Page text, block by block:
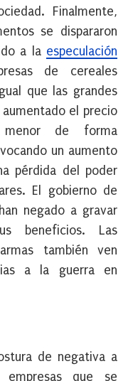
Finalmente,
se dispararon
a la especulación
de cereales
que las grandes
el precio
de forma
un aumento
pérdida del poder
El gobierno de
negado a gravar
beneficios. Las
también ven
a la guerra en
de negativa a
empresas que se